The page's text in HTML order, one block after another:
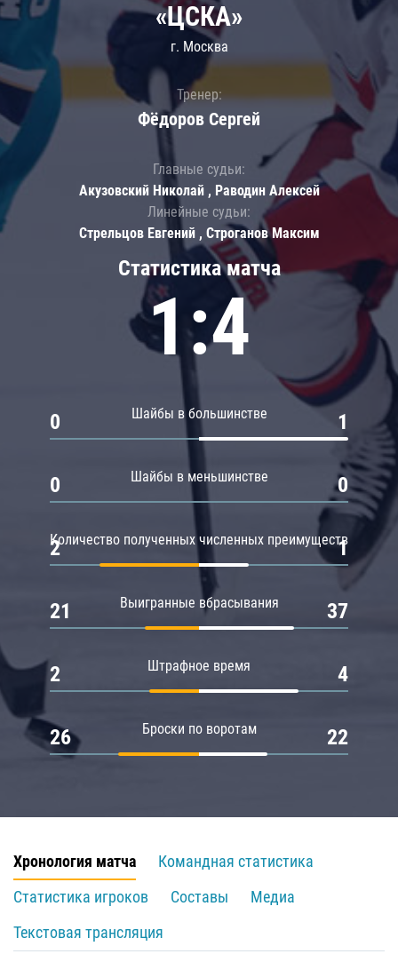
Статистика матча
1:4
Шайбы в большинстве
0 1
Шайбы в меньшинстве
0 0
Количество полученных численных преимуществ
2 1
Выигранные вбрасывания
21 37
Штрафное время
2 4
Броски по воротам
26 22
«ЦСКА»
г. Москва
Тренер:
Фёдоров Сергей
Главные судьи:
Акузовский Николай , Раводин Алексей
Линейные судьи:
Стрельцов Евгений , Строганов Максим
Хронология матча
Командная статистика
Статистика игроков
Составы
Медиа
Текстовая трансляция